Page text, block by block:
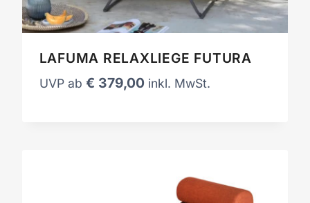
LAFUMA RELAXLIEGE FUTURA
UVP ab € 379,00 inkl. MwSt.